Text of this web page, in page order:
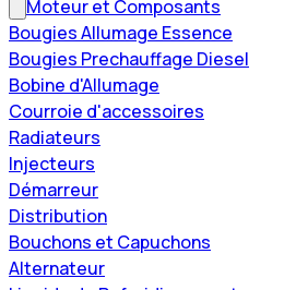
Moteur et Composants
Bougies Allumage Essence
Bougies Prechauffage Diesel
Bobine d'Allumage
Courroie d'accessoires
Radiateurs
Injecteurs
Démarreur
Distribution
Bouchons et Capuchons
Alternateur